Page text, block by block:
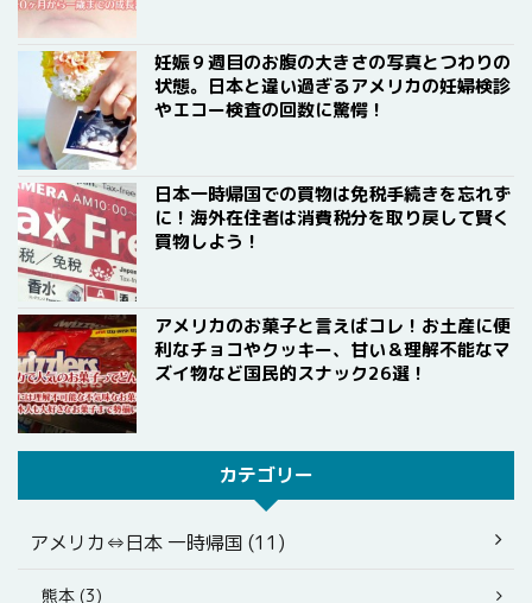
妊娠９週目のお腹の大きさの写真とつわりの
状態。日本と違い過ぎるアメリカの妊婦検診
やエコー検査の回数に驚愕！
日本一時帰国での買物は免税手続きを忘れず
に！海外在住者は消費税分を取り戻して賢く
買物しよう！
アメリカのお菓子と言えばコレ！お土産に便
利なチョコやクッキー、甘い＆理解不能なマ
ズイ物など国民的スナック26選！
カテゴリー
アメリカ⇔日本 一時帰国 (11)
熊本 (3)